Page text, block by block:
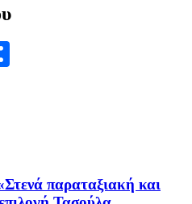
παραταξιακή και